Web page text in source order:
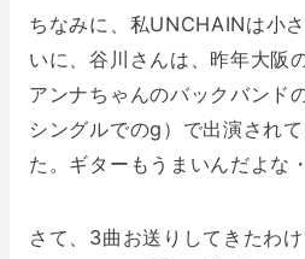
ちなみに、私UNCHAINは小
いに、谷川さんは、昨年大阪
アンナちゃんのバックバンド
シングルでのg）で出演され
た。ギターもうまいんだよな
さて、3曲お送りしてきたわ